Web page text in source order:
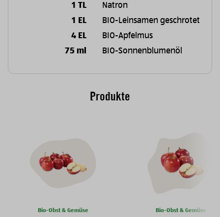
1 TL
Natron
1 EL
BIO-Leinsamen geschrotet
4 EL
BIO-Apfelmus
75 ml
BIO-Sonnenblumenöl
Produkte
Bio-Obst & Gemüse Bio-Obst & Gemüse